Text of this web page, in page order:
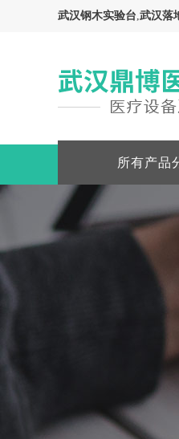
武汉钢木实验台,武汉落
所有产品